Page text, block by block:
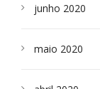
junho 2020
maio 2020